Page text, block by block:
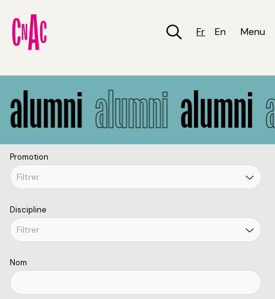
contenu
principal
Fr En Menu
alumni alumni
Promotion
Discipline
Nom